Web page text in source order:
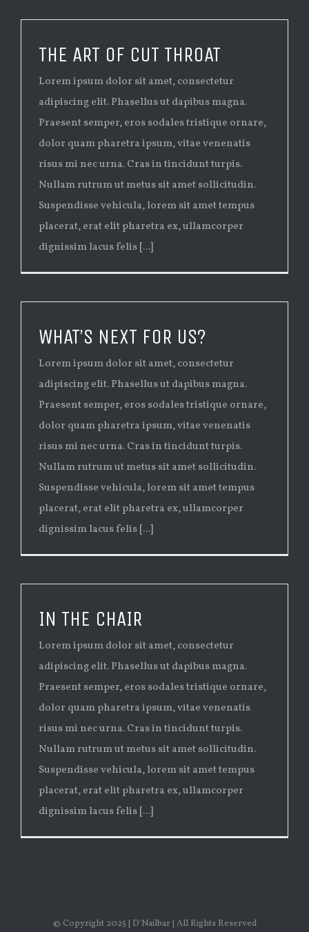
THE ART OF CUT THROAT
Lorem ipsum dolor sit amet, consectetur
adipiscing elit. Phasellus ut dapibus magna.
Praesent semper, eros sodales tristique ornare,
dolor quam pharetra ipsum, vitae venenatis
risus mi nec urna. Cras in tincidunt turpis.
Nullam rutrum ut metus sit amet sollicitudin.
Suspendisse vehicula, lorem sit amet tempus
placerat, erat elit pharetra ex, ullamcorper
dignissim lacus felis [...]
WHAT’S NEXT FOR US?
Lorem ipsum dolor sit amet, consectetur
adipiscing elit. Phasellus ut dapibus magna.
Praesent semper, eros sodales tristique ornare,
dolor quam pharetra ipsum, vitae venenatis
risus mi nec urna. Cras in tincidunt turpis.
Nullam rutrum ut metus sit amet sollicitudin.
Suspendisse vehicula, lorem sit amet tempus
placerat, erat elit pharetra ex, ullamcorper
dignissim lacus felis [...]
IN THE CHAIR
Lorem ipsum dolor sit amet, consectetur
adipiscing elit. Phasellus ut dapibus magna.
Praesent semper, eros sodales tristique ornare,
dolor quam pharetra ipsum, vitae venenatis
risus mi nec urna. Cras in tincidunt turpis.
Nullam rutrum ut metus sit amet sollicitudin.
Suspendisse vehicula, lorem sit amet tempus
placerat, erat elit pharetra ex, ullamcorper
dignissim lacus felis [...]
© Copyright 2025 | D'Nailbar | All Rights Reserved